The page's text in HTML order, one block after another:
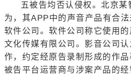
五被告均否认侵权。北京某
为，其APP中的声音产品有合
软件公司。软件公司称它使用
文化传媒有限公司。影音公司
作，约定经原告录制形成的作品
被告平台运营商与涉案产品的